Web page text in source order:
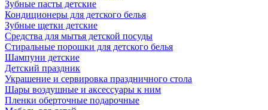
Зубные пасты детские
Кондиционеры для детского белья
Зубные щетки детские
Средства для мытья детской посуды
Стиральные порошки для детского белья
Шампуни детские
Детский праздник
Украшение и сервировка праздничного стола
Шары воздушные и аксессуары к ним
Пленки оберточные подарочные